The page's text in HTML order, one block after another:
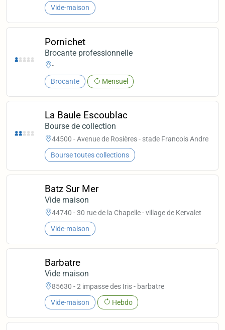
Vide-maison
Pornichet
Brocante professionnelle
-
Brocante Mensuel
La Baule Escoublac
Bourse de collection
44500 - Avenue de Rosières - stade Francois Andre
Bourse toutes collections
Batz Sur Mer
Vide maison
44740 - 30 rue de la Chapelle - village de Kervalet
Vide-maison
Barbatre
Vide maison
85630 - 2 impasse des Iris - barbatre
Vide-maison Hebdo